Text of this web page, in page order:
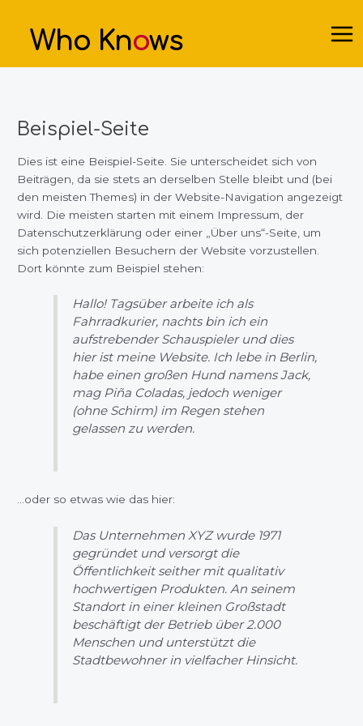
Inhalt
springenWho Knows
Beispiel-Seite
Dies ist eine Beispiel-Seite. Sie unterscheidet sich von
Beiträgen, da sie stets an derselben Stelle bleibt und (bei
den meisten Themes) in der Website-Navigation angezeigt
wird. Die meisten starten mit einem Impressum, der
Datenschutzerklärung oder einer „Über uns“-Seite, um
sich potenziellen Besuchern der Website vorzustellen.
Dort könnte zum Beispiel stehen:
Hallo! Tagsüber arbeite ich als
Fahrradkurier, nachts bin ich ein
aufstrebender Schauspieler und dies
hier ist meine Website. Ich lebe in Berlin,
habe einen großen Hund namens Jack,
mag Piña Coladas, jedoch weniger
(ohne Schirm) im Regen stehen
gelassen zu werden.
…oder so etwas wie das hier:
Das Unternehmen XYZ wurde 1971
gegründet und versorgt die
Öffentlichkeit seither mit qualitativ
hochwertigen Produkten. An seinem
Standort in einer kleinen Großstadt
beschäftigt der Betrieb über 2.000
Menschen und unterstützt die
Stadtbewohner in vielfacher Hinsicht.